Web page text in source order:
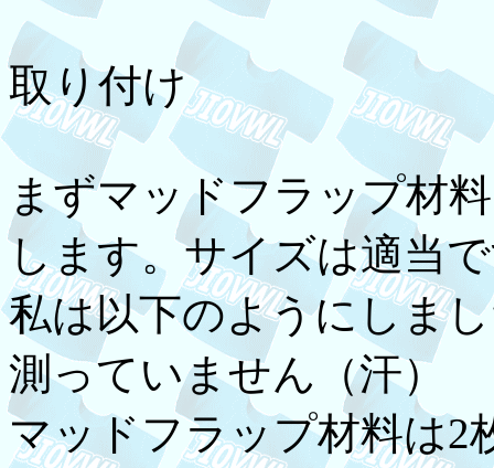
取り付け
まずマッドフラップ材
します。サイズは適当
私は以下のようにしま
測っていません（汗）
マッドフラップ材料は2